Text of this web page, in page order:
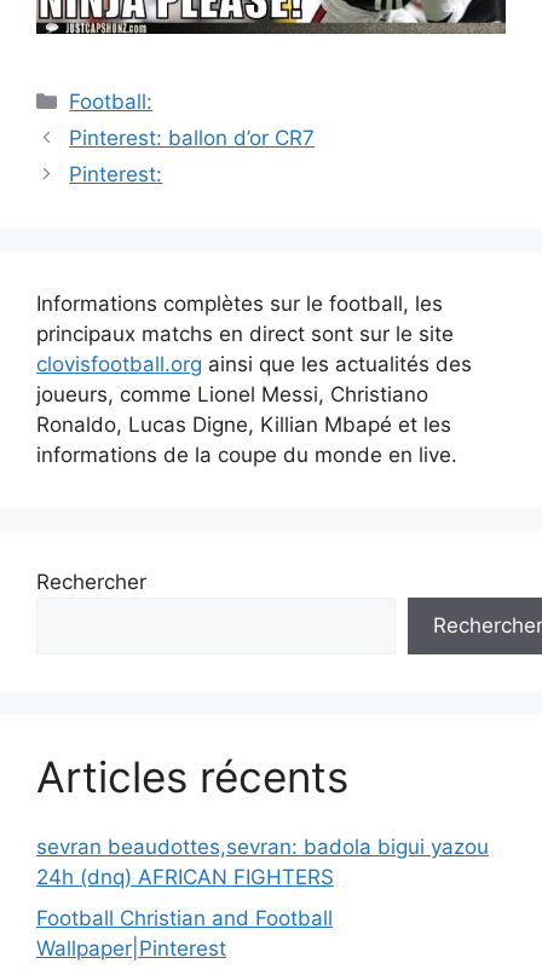
Catégories
Football:
Navigation
des
Pinterest: ballon d’or CR7
Pinterest:
Informations complètes sur le football, les
principaux matchs en direct sont sur le site
clovisfootball.org ainsi que les actualités des
joueurs, comme Lionel Messi, Christiano
Ronaldo, Lucas Digne, Killian Mbapé et les
informations de la coupe du monde en live.
Rechercher
Rechercher
Articles récents
sevran beaudottes,sevran: badola bigui yazou
24h (dnq) AFRICAN FIGHTERS
Football Christian and Football
Wallpaper|Pinterest